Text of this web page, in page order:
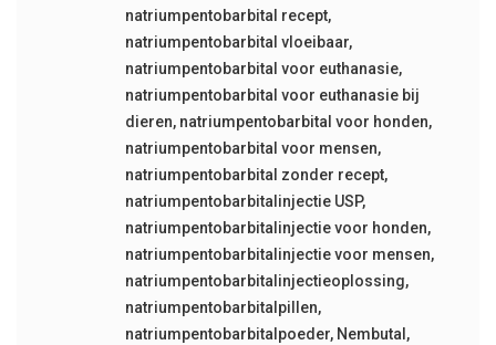
natriumpentobarbital recept,
natriumpentobarbital vloeibaar,
natriumpentobarbital voor euthanasie,
natriumpentobarbital voor euthanasie bij
dieren, natriumpentobarbital voor honden,
natriumpentobarbital voor mensen,
natriumpentobarbital zonder recept,
natriumpentobarbitalinjectie USP,
natriumpentobarbitalinjectie voor honden,
natriumpentobarbitalinjectie voor mensen,
natriumpentobarbitalinjectieoplossing,
natriumpentobarbitalpillen,
natriumpentobarbitalpoeder, Nembutal ,